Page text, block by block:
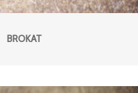
BROKAT